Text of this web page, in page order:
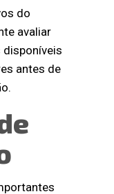
do
avaliar
antes de